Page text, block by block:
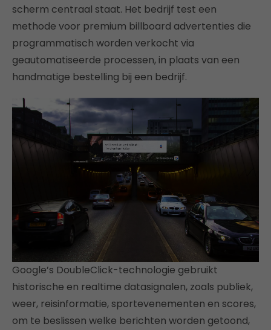
scherm centraal staat. Het bedrijf test een
methode voor premium billboard advertenties die
programmatisch worden verkocht via
geautomatiseerde processen, in plaats van een
handmatige bestelling bij een bedrijf.
Google’s DoubleClick-technologie gebruikt
historische en realtime datasignalen, zoals publiek,
weer, reisinformatie, sportevenementen en scores,
om te beslissen welke berichten worden getoond,